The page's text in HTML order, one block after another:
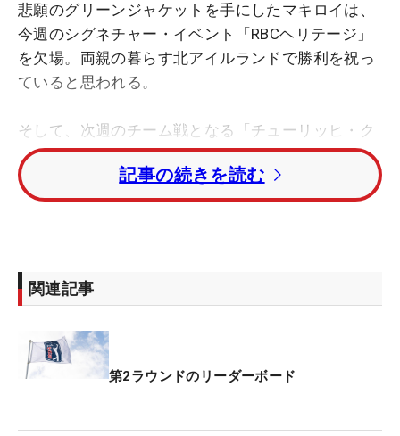
悲願のグリーンジャケットを手にしたマキロイは、
今週のシグネチャー・イベント「RBCヘリテージ」
を欠場。両親の暮らす北アイルランドで勝利を祝っ
ていると思われる。
そして、次週のチーム戦となる「チューリッヒ・ク
ラシック・オブ・ニューオリンズ」（4月24～27
日）に親友のシェーン・ローリー（アイルランド）
とともにタイトル・ディフェンドに臨む。昨年はマ
をプレーオフで制し勝利。今年も連覇を目指すとし
ていたが…。
ペアを組むローリーは「正直に言うと、マキロイが
僕のために出場しなければいけないとは思って欲し
記事の続きを読む
関連記事
第2ラウンドのリーダーボード